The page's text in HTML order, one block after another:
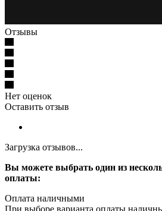
Отзывы
Нет оценок
Оставить отзыв
Загрузка отзывов...
Вы можете выбрать один из
оплаты:
Оплата наличными
При выборе варианта оплаты